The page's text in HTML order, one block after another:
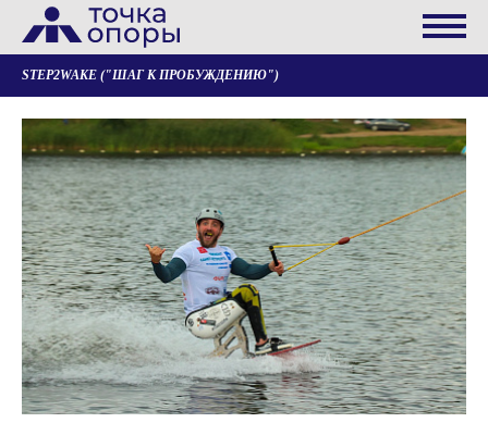
STEP2WAKE ("ШАГ К ПРОБУЖДЕНИЮ")